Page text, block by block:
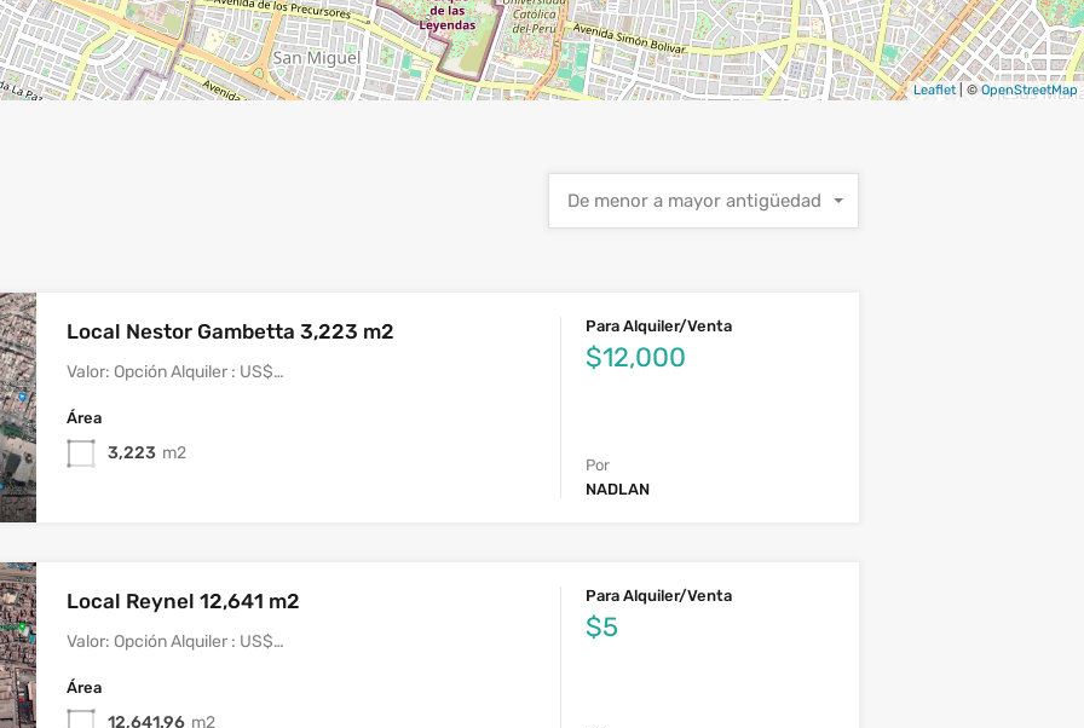
Leaflet| ©OpenStreetMap
De menor a mayor antigüedad
Local Nestor Gambetta 3,223 m2
Valor: Opción Alquiler : US$…
Área
3,223 m2
Para Alquiler/Venta
$12,000
Por
NADLAN
Local Reynel 12,641 m2
Valor: Opción Alquiler : US$…
Área
12,641.96 m2
Para Alquiler/Venta
$5